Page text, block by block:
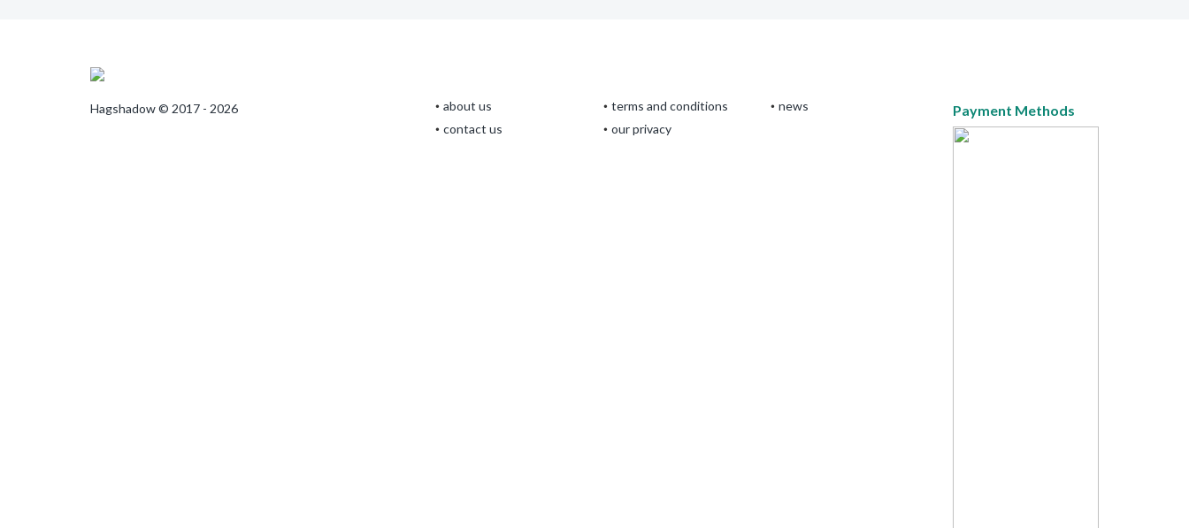
Hagshadow © 2017 - 2026
about us
contact us
terms and conditions
our privacy
news Payment Methods